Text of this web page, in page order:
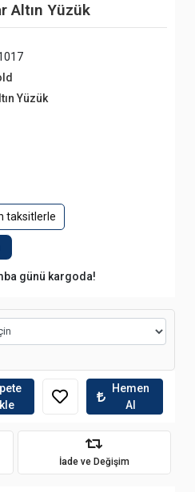
Altın Yüzük
Yüzük
taksitlerle
günü kargoda!
Hemen
Al
İade ve Değişim